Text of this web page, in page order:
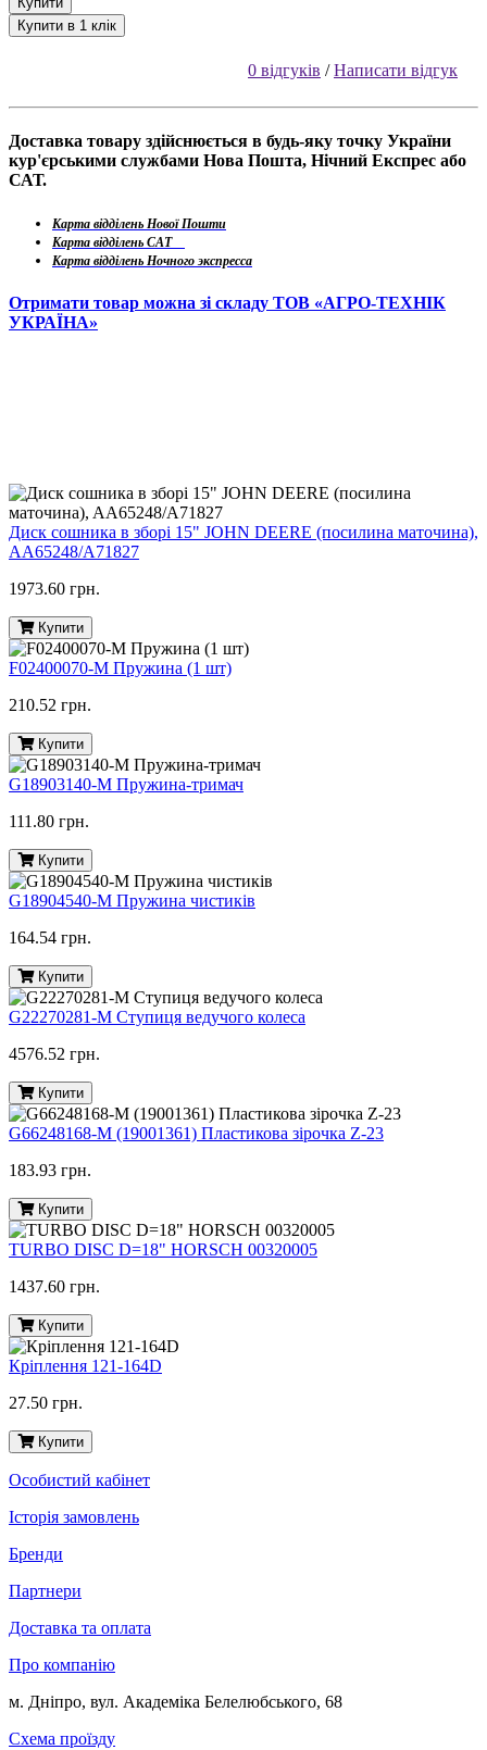
Купити в 1 клік
0 відгуків /Написати відгук
Доставка товару здійснюється в будь-яку точку України
кур'єрськими службами Нова Пошта, Нічний Експрес або
САТ.
Карта відділень Нової Пошти
Карта відділень САТ
Карта відділень Ночного экспресса
Отримати товар можна зі складу ТОВ «АГРО-ТЕХНІК
УКРАЇНА»
Диск сошника в зборі 15" JOHN DEERE (посилина маточина),
AA65248/A71827
1973.60 грн.
Купити
F02400070-M Пружина (1 шт)
210.52 грн.
Купити
G18903140-M Пружина-тримач
111.80 грн.
Купити
G18904540-M Пружина чистиків
164.54 грн.
Купити
G22270281-M Ступиця ведучого колеса
4576.52 грн.
Купити
G66248168-M (19001361) Пластикова зірочка Z-23
183.93 грн.
Купити
TURBO DISC D=18" HORSCH 00320005
1437.60 грн.
Купити
Кріплення 121-164D
27.50 грн.
Купити
Особистий кабінет
Історія замовлень
Бренди
Партнери
Доставка та оплата
Про компанію
м. Дніпро, вул. Академіка Белелюбського, 68
Схема проїзду